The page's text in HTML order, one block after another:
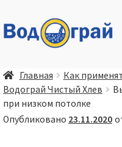
Перейти
к
Перейти
к
🛒 Магазин
🐷 Глубокая одстилка
Главная Как
Водограй Чистый Хлев
при низком потолке
Опубликовано 23.11.2020